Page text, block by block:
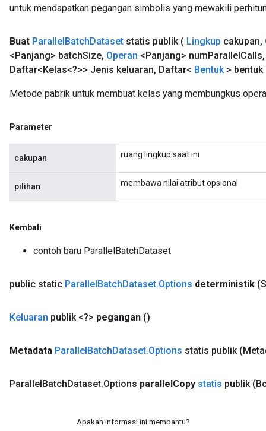
untuk mendapatkan pegangan simbolis yang mewakili
Buat ParallelBatchDataset statis publik ( Lingkup cakupan,
<Panjang> batchSize, Operan <Panjang> numParallelCalls,
Daftar<Kelas<?>> Jenis keluaran, Daftar< Bentuk> bentuk
Metode pabrik untuk membuat kelas yang membungkus
Parameter
cakupan ruang lingkup saat ini
pilihan membawa nilai atribut opsional
Kembali
contoh baru ParallelBatchDataset
public static ParallelBatchDataset.Options deterministik
Keluaran publik <?> pegangan ()
Metadata ParallelBatchDataset.Options statis publik
ParallelBatchDataset.Options parallelCopy statis publik
Apakah informasi ini membantu?